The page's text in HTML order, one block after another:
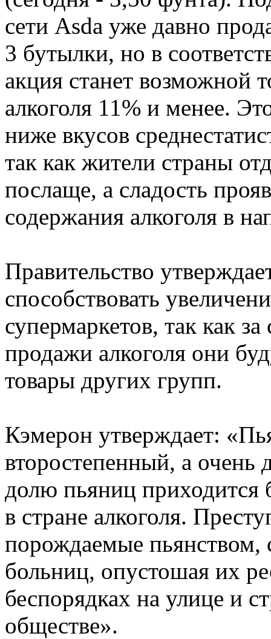
сети Asda уже давно
3 бутылки, но в
акция станет возможной
алкоголя 11% и менее.
ниже вкусов
так как жители страны
послаще, а сладость
содержания алкоголя в
Правительство
способствовать
супермаркетов, так как
продажи алкоголя они
товары других групп.
Кэмерон утверждает:
второстепенный, а
долю пьяниц приходится
в стране алкоголя.
порождаемые пьянством,
больниц, опустошая их
беспорядках на улице и
обществе».